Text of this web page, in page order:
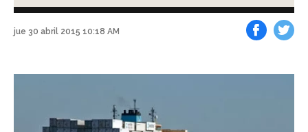
jue 30 abril 2015 10:18 AM